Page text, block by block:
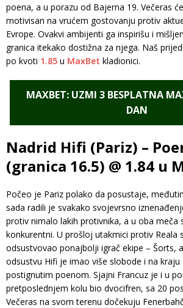
poena, a u porazu od Bajerna 19. Večeras
motivisan na vrućem gostovanju protiv
Evrope. Ovakvi ambijenti ga inspirišu i
granica itekako dostižna za njega. Naš
po kvoti 1.85 u MaxBet kladionici.
MAXBET: UZMI 3 BESPLATNA
DAN
Nadrid Hifi (Pariz) –
(granica 16.5) @ 1.84 u
Počeo je Pariz polako da posustaje,
sada radili je svakako svojevrsno
protiv nimalo lakih protivnika, a u oba meča
konkurentni. U prošloj utakmici protiv Reala
odsustvovao ponajbolji igrač ekipe – Šorts,
odsustvu Hifi je imao više slobode i na kraju
postignutim poenom. Sjajni Francuz je i u
pretposlednjem kolu bio dvocifren, sa 20
Večeras na svom terenu dočekuju